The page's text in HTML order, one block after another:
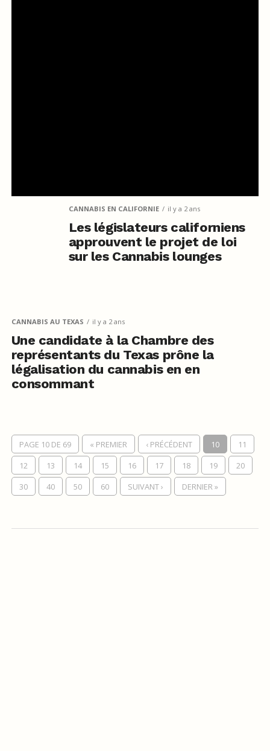
CANNABIS EN CALIFORNIE il y a 2 ans
Les législateurs californiens
approuvent le projet de loi
sur les Cannabis lounges
CANNABIS AU TEXAS il y a 2 ans
Une candidate à la Chambre des
représentants du Texas prône la
légalisation du cannabis en en
consommant
PAGE 10 DE 69 « PREMIER ‹ PRÉCÉDENT 10
11
12
13 14 15 16 17 18 19
20
30
40 50 60 SUIVANT › DERNIER »